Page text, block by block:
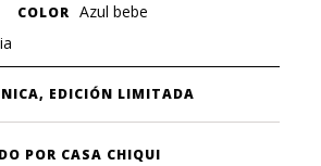
COLOR Azul bebe
EDICIÓN LIMITADA
POR CASA CHIQUI